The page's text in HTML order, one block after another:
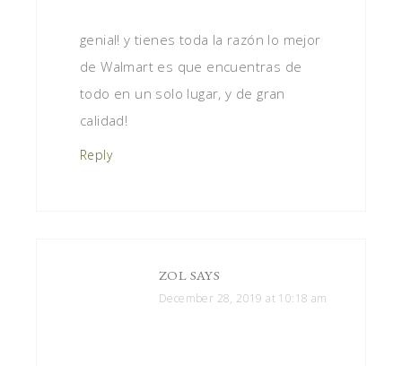
genial! y tienes toda la razón lo mejor
de Walmart es que encuentras de
todo en un solo lugar, y de gran
calidad!
Reply
ZOL SAYS
December 28, 2019 at 10:18 am